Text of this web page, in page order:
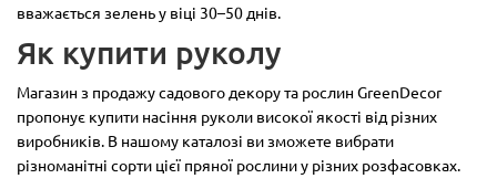
вважається зелень у віці 30–50 днів.
Як купити руколу
Магазин з продажу садового декору та рослин GreenDecor
пропонує купити насіння руколи високої якості від різних
виробників. В нашому каталозі ви зможете вибрати
різноманітні сорти цієї пряної рослини у різних розфасовках.